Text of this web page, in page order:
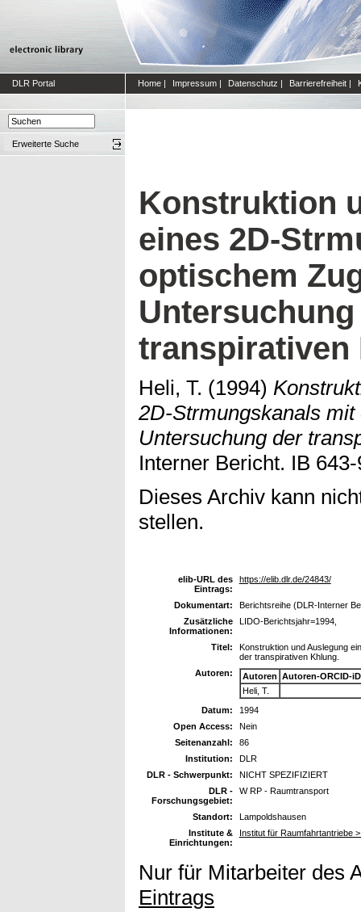
DLR Portal Home | Impressum | Datenschutz | Barrierefreiheit |
Erweiterte Suche
Konstruktion
eines 2D-
optischem
transpirativen
Heli, T. (1994)
2D-Strmungskanals
Untersuchung der
Interner Bericht. IB
Dieses Archiv kann
stellen.
elib-URL des
Eintrags:
https://elib.dlr.de/24843/
Dokumentart:
Berichtsreihe (DLR-Interner
Zusätzliche
Informationen:
LIDO-Berichtsjahr=1994,
Titel:
Konstruktion und Auslegung
der transpirativen Khlung.
Autoren:
Autoren Autoren-ORCID-iD
Heli, T.
Datum:
1994
Open Access:
Nein
Seitenanzahl:
86
Institution:
DLR
DLR - Schwerpunkt:
NICHT SPEZIFIZIERT
DLR -
Forschungsgebiet:
W RP - Raumtransport
Standort:
Lampoldshausen
Institute &
Einrichtungen:
Institut für Raumfahrtantriebe
Nur für Mitarbeiter des
Eintrags